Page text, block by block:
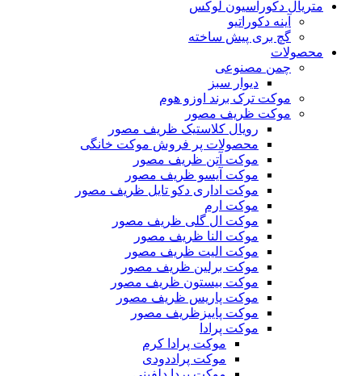
متریال دکوراسیون لوکس
آینه دکوراتیو
گچ بری پیش ساخته
محصولات
چمن مصنوعی
دیوار سبز
موکت ترک برند اوزو هوم
موکت ظریف مصور
رویال کلاستیک ظریف مصور
محصولات پر فروش موکت خانگی
موکت آتن ظریف مصور
موکت آیسو ظریف مصور
موکت اداری دکو تایل ظریف مصور
موکت ارم
موکت ال گلی ظریف مصور
موکت النا ظریف مصور
موکت الیت ظریف مصور
موکت برلین ظریف مصور
موکت بیستون ظریف مصور
موکت پاریس ظریف مصور
موکت پاییزظریف مصور
موکت پرادا
موکت پرادا کرم
موکت پراددودی